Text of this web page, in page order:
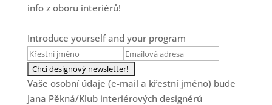
info z oboru interiérů!
Introduce yourself and your program
Vaše osobní údaje (e-mail a křestní jméno) bude
Jana Pěkná/Klub interiérových designérů